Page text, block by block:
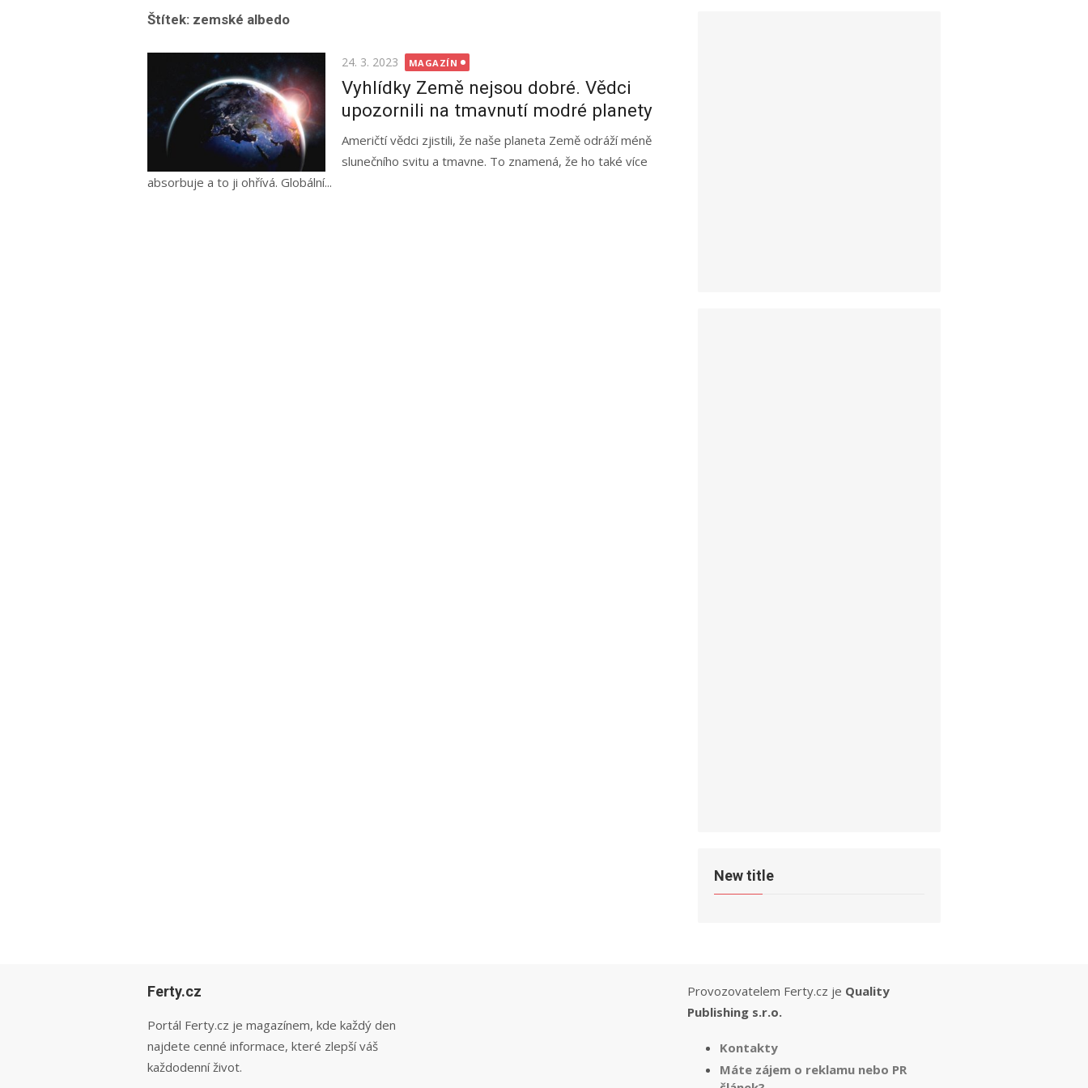
Štítek: zemské albedo
Posted
on
24. 3. 2023 MAGAZÍN
Vyhlídky Země nejsou dobré. Vědci
upozornili na tmavnutí modré planety
Američtí vědci zjistili, že naše planeta Země odráží méně
slunečního svitu a tmavne. To znamená, že ho také více
absorbuje a to ji ohřívá. Globální...
New title
Ferty.cz
Portál Ferty.cz je magazínem, kde každý den
najdete cenné informace, které zlepší váš
každodenní život.
Provozovatelem Ferty.cz je Quality
Publishing s.r.o.
Kontakty
Máte zájem o reklamu nebo PR